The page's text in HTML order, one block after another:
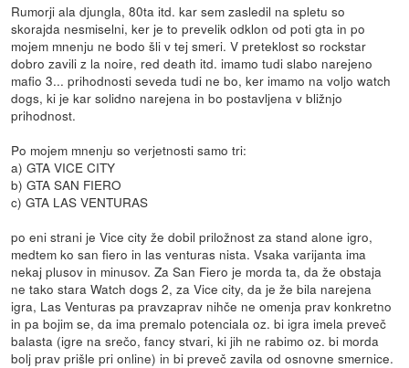
Rumorji ala djungla, 80ta itd. kar sem zasledil na spletu so
skorajda nesmiselni, ker je to prevelik odklon od poti gta in po
mojem mnenju ne bodo šli v tej smeri. V preteklost so rockstar
dobro zavili z la noire, red death itd. imamo tudi slabo narejeno
mafio 3... prihodnosti seveda tudi ne bo, ker imamo na voljo watch
dogs, ki je kar solidno narejena in bo postavljena v bližnjo
prihodnost.
Po mojem mnenju so verjetnosti samo tri:
a) GTA VICE CITY
b) GTA SAN FIERO
c) GTA LAS VENTURAS
po eni strani je Vice city že dobil priložnost za stand alone igro,
medtem ko san fiero in las venturas nista. Vsaka varijanta ima
nekaj plusov in minusov. Za San Fiero je morda ta, da že obstaja
ne tako stara Watch dogs 2, za Vice city, da je že bila narejena
igra, Las Venturas pa pravzaprav nihče ne omenja prav konkretno
in pa bojim se, da ima premalo potenciala oz. bi igra imela preveč
balasta (igre na srečo, fancy stvari, ki jih ne rabimo oz. bi morda
bolj prav prišle pri online) in bi preveč zavila od osnovne smernice.